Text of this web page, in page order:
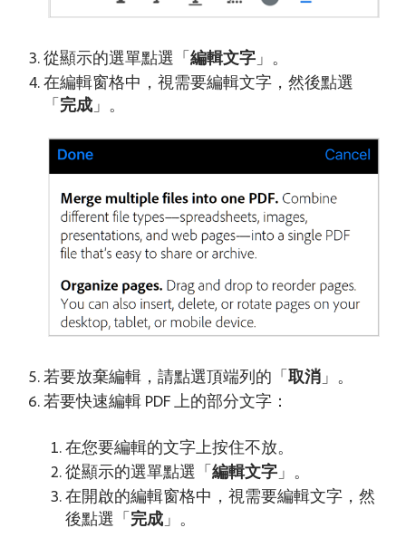
從顯示的選單點選「編輯文字 」。
在編輯窗格中，視需要編輯文字，然後點選
「完成 」。
若要放棄編輯，請點選頂端列的「取消 」。
若要快速編輯 PDF 上的部分文字：
在您要編輯的文字上按住不放。
從顯示的選單點選「編輯文字 」。
在開啟的編輯窗格中，視需要編輯文字，然
後點選「完成 」。